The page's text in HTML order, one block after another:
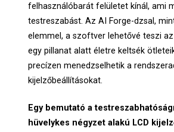
felhasználóbarát felületet kínál, ami
testreszabást. Az AI Forge-dzsal,
elemmel, a szoftver lehetővé teszi
egy pillanat alatt életre keltsék
precízen menedzselhetik a
kijelzőbeállításokat.
Egy bemutató a
hüvelykes négyzet alakú LCD